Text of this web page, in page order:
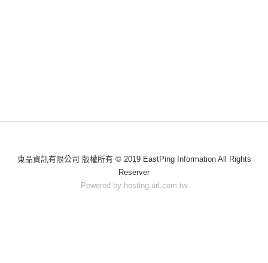
東品資訊有限公司 版權所有 © 2019 EastPing Information All Rights
Reserver
Powered by hosting.url.com.tw